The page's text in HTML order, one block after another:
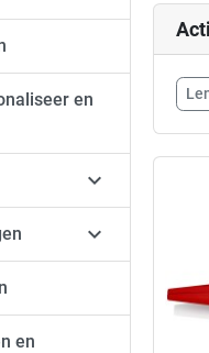
en


en